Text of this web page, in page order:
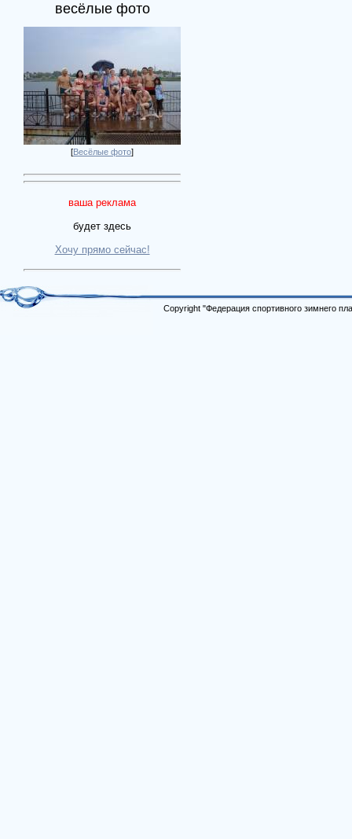
весёлые фото
[Весёлые фото]
ваша реклама
будет здесь
Хочу прямо сейчас!
Copyright "Федерация спортивного зимнего